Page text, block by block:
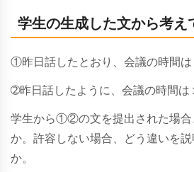
学生の生成した文から考え
①昨日 話したとおり 、会議の時間
➁昨日 話したように 、会議の時間は
学生から①②の文を提出された場合
か。許容しない場合、どう違いを
か。